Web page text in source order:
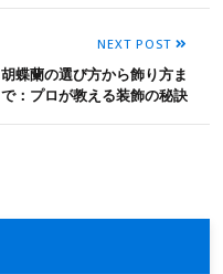
NEXT POST
胡蝶蘭の選び方から飾り方ま
で：プロが教える装飾の秘訣